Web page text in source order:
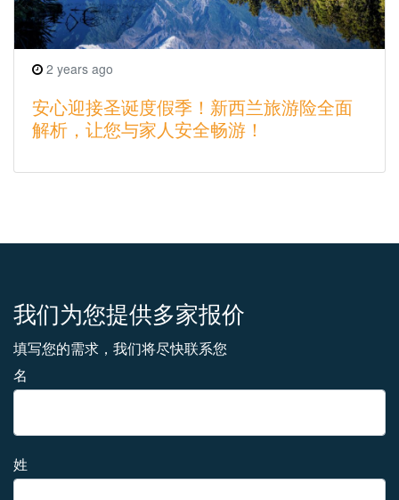
2 years ago
安心迎接圣诞度假季！新西兰旅游险全面
解析，让您与家人安全畅游！
我们为您提供多家报价
填写您的需求，我们将尽快联系您
名
姓